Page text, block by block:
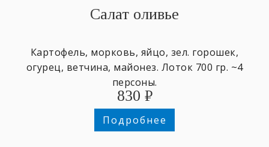
Салат оливье
Картофель, морковь, яйцо, зел. горошек,
огурец, ветчина, майонез. Лоток 700 гр. ~4
персоны.
830 ₽
Подробнее